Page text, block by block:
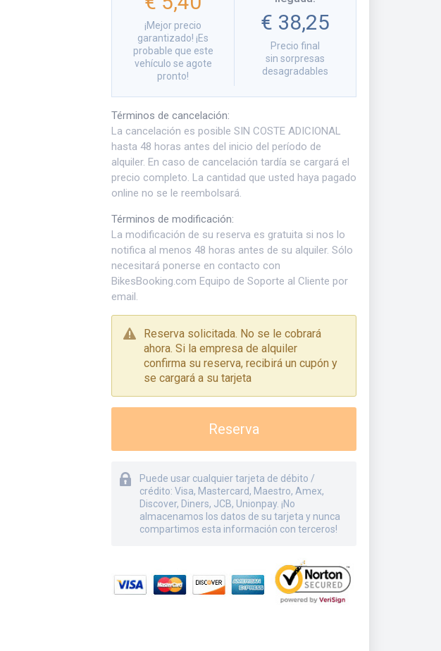
¡Mejor precio
garantizado! ¡Es
probable que este
vehículo se agote
pronto!
€ 38,25
Precio final
sin sorpresas
desagradables
Términos de cancelación:
La cancelación es posible SIN COSTE ADICIONAL
hasta 48 horas antes del inicio del período de
alquiler. En caso de cancelación tardía se cargará el
precio completo. La cantidad que usted haya pagado
online no se le reembolsará.
Términos de modificación:
La modificación de su reserva es gratuita si nos lo
notifica al menos 48 horas antes de su alquiler. Sólo
necesitará ponerse en contacto con
BikesBooking.com Equipo de Soporte al Cliente por
email.
Reserva solicitada. No se le cobrará
ahora. Si la empresa de alquiler
confirma su reserva, recibirá un cupón y
se cargará a su tarjeta
Reserva
Puede usar cualquier tarjeta de débito /
crédito: Visa, Mastercard, Maestro, Amex,
Discover, Diners, JCB, Unionpay. ¡No
almacenamos los datos de su tarjeta y nunca
compartimos esta información con terceros!